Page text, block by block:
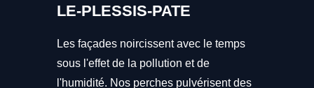
LE-PLESSIS-PATE
Les façades noircissent avec le temps
sous l'effet de la pollution et de
l'humidité. Nos perches pulvérisent des